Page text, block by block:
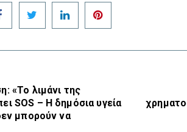
Facebook Twitter LinkedIn
«Το λιμάνι της
SOS – Η δημόσια υγεία
μπορούν να